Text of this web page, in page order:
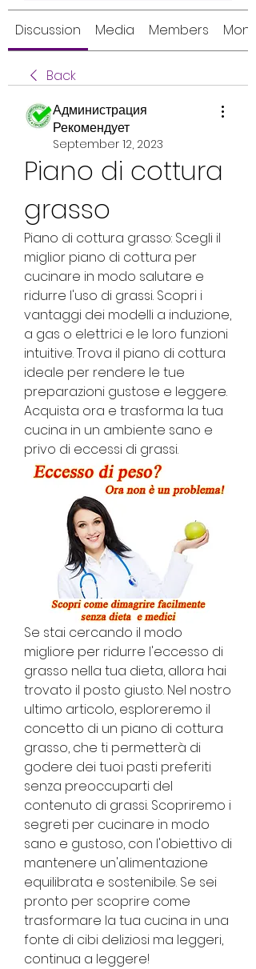
Discussion Media Members
Back
Администрация
Рекомендует
September 12, 2023
Piano di cottura
grasso
Piano di cottura grasso: Scegli il
miglior piano di cottura per
cucinare in modo salutare e
ridurre l'uso di grassi. Scopri i
vantaggi dei modelli a induzione,
a gas o elettrici e le loro funzioni
intuitive. Trova il piano di cottura
ideale per rendere le tue
preparazioni gustose e leggere.
Acquista ora e trasforma la tua
cucina in un ambiente sano e
privo di eccessi di grassi.
Se stai cercando il modo
migliore per ridurre l'eccesso di
grasso nella tua dieta, allora hai
trovato il posto giusto. Nel nostro
ultimo articolo, esploreremo il
concetto di un piano di cottura
grasso, che ti permetterà di
godere dei tuoi pasti preferiti
senza preoccuparti del
contenuto di grassi. Scopriremo i
segreti per cucinare in modo
sano e gustoso, con l'obiettivo di
mantenere un'alimentazione
equilibrata e sostenibile. Se sei
pronto per scoprire come
trasformare la tua cucina in una
fonte di cibi deliziosi ma leggeri,
continua a leggere!